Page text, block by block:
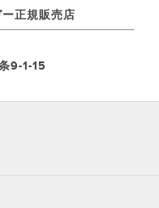
正規販売店
9-1-15